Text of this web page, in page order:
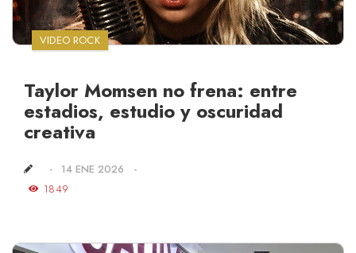
VIDEO ROCK
Taylor Momsen no frena: entre
estadios, estudio y oscuridad
creativa
14 ENE 2026
1849